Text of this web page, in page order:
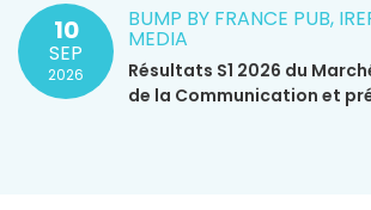
10
SEP
2026
BUMP BY FRANCE PUB,
MEDIA
Résultats S1 2026 du
de la Communication et